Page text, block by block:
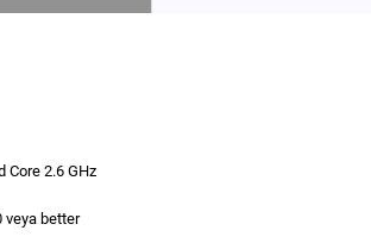
Core 2.6 GHz
veya better